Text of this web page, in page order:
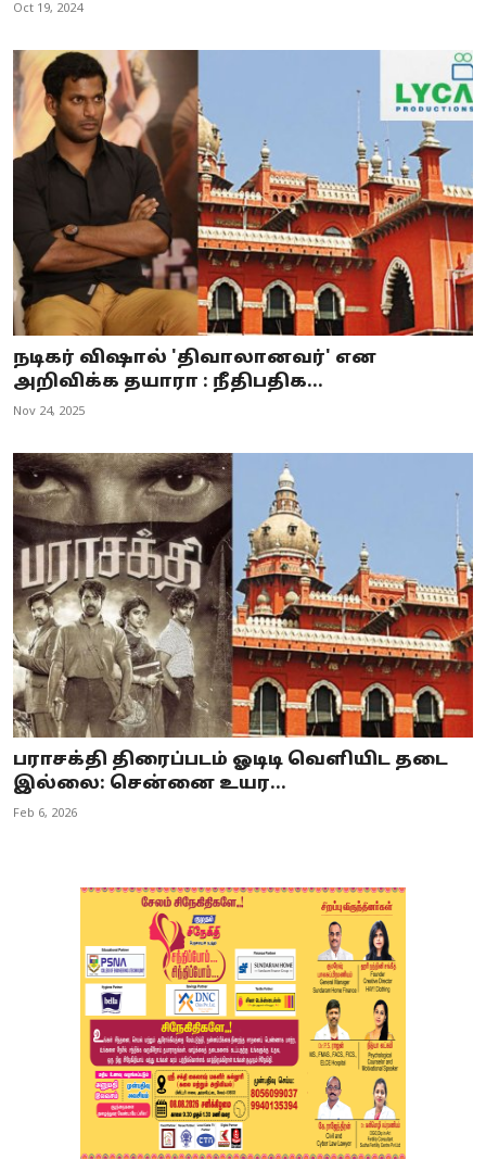
Oct 19, 2024
நடிகர் விஷால் 'திவாலானவர்' என
அறிவிக்க தயாரா : நீதிபதிக...
Nov 24, 2025
பராசக்தி திரைப்படம் ஓடிடி வெளியிட தடை
இல்லை: சென்னை உயர...
Feb 6, 2026